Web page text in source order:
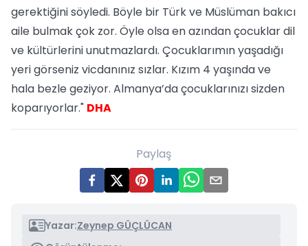
gerektiğini söyledi. Böyle bir Türk ve Müslüman bakıcı
aile bulmak çok zor. Öyle olsa en azından çocuklar dil
ve kültürlerini unutmazlardı. Çocuklarımın yaşadığı
yeri görseniz vicdanınız sızlar. Kızım 4 yaşında ve
hala bezle geziyor. Almanya’da çocuklarınızı sizden
koparıyorlar." DHA
Paylaş
Yazar:Zeynep GÜÇLÜCAN